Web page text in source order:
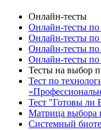
Онлайн-тесты
Онлайн-тесты по
Онлайн-тесты
Онлайн-тесты по
Онлайн-тесты по
Тесты на выбор
Тест по
Тест "Готовы ли
Матрица выбора
Системный